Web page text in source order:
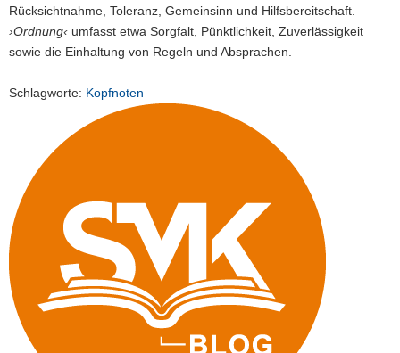
Rücksichtnahme, Toleranz, Gemeinsinn und Hilfsbereitschaft.
›Ordnung‹ umfasst etwa Sorgfalt, Pünktlichkeit, Zuverlässigkeit
sowie die Einhaltung von Regeln und Absprachen.
Schlagworte: Kopfnoten